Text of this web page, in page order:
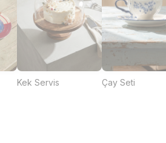
Kek Servis Çay Seti